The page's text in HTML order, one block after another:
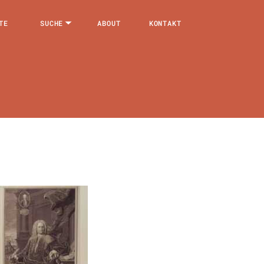
SUCHE ABOUT KONTAKT